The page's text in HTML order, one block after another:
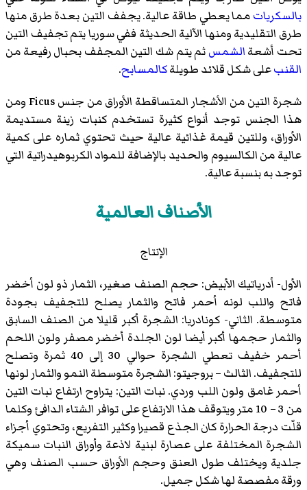
بالسكرياتمما يعطي طاقة عالية. يجفف التين بعدة طرق منها
طرق التقليدية ومنها الآلية الحديثة ففي سوريا يتم تجفيف التين
تحت أشعةالشمسثم يتم شك التين المجفف بحبال رفيعة من
القنبعلى شكل قلائد طويلةكالمسابح.
شجرة التين من الأشجار المتساقطة الأوراق من جنس Ficus ومن
هذا الجنس توجد أنواع كثيرة تستخدم كنبات زينة مستديمة
الأوراق، وللتين قيمة غذائية عالية حيث تحتوي ثماره على كمية
عالية من الكالسيوم والحديد بالإضافة للمواد الكربوهيدراتية التي
توجد به بنسبة عالية.
الأصناف العالمية
الإنتاج
الأول- أدرياتيك الأبيض: حجم الصنف صغير، الثمار ذو لون أخضر
فاتح واللب لونه أحمر فاتح والثمار يصلح للتجفيف بجودة
متوسطة. الثاني- كونادريا: الشجرة أكبر قليلا من الصنف السابق
والثمار حجمها أكبر أيضا لون الجلدة أخضر مصفر ولون اللحم
أحمر خفيف تعطي الشجرة حوالي 30 إلى 40 ثمرة وتصلح
للتجفيف. الثالث – بروجيتو: الشجرة متوسطة النمو والثمار لونها
أحمر غامق ولون اللب وردي. نبات التين: يتراوح ارتفاع نبات التين
من 3 – 10 متر ويتوقف هذا الارتفاع على توافر الشتاء الدافئ وكلما
قلّت درجة الحرارة كان الجذع قصيرا وكثير التفريع، وتحتوي أجزاء
الشجرة المختلفة على عصارة لبنية لاذعة وأوراق النبات سميكة
جلدية ويختلف طول العنق وحجم الأوراق حسب الصنف وهي
ورقة مفصصة لها شكل جميل.